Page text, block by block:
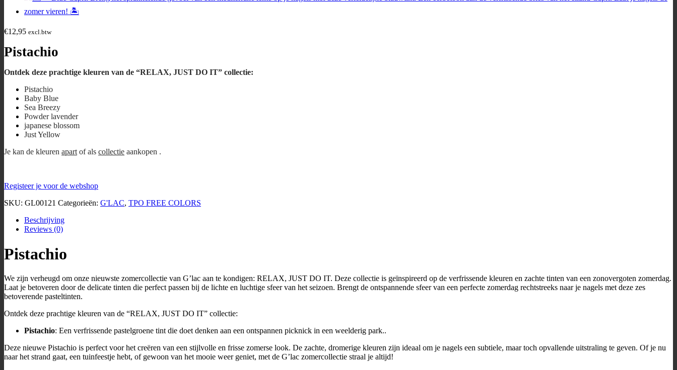
€12,95 excl.btw
Pistachio
Ontdek deze prachtige kleuren van de “RELAX, JUST DO IT” collectie:
Pistachio
Baby Blue
Sea Breezy
Powder lavender
japanese blossom
Just Yellow
Je kan de kleuren apart of als collectie aankopen .
Registeer je voor de webshop
SKU: GL00121 Categorieën: G'LAC, TPO FREE COLORS
Beschrijving
Reviews (0)
Pistachio
We zijn verheugd om onze nieuwste zomercollectie van G’lac aan te kondigen: RELAX, JUST DO IT. Deze collectie is geïnspireerd op de verfrissende kleuren en zachte tinten van een zonovergoten zomerdag.
Laat je betoveren door de delicate tinten die perfect passen bij de lichte en luchtige sfeer van het seizoen. Brengt de ontspannende sfeer van een perfecte zomerdag rechtstreeks naar je nagels met deze zes
betoverende pasteltinten.
Ontdek deze prachtige kleuren van de “RELAX, JUST DO IT” collectie:
Pistachio: Een verfrissende pastelgroene tint die doet denken aan een ontspannen picknick in een weelderig park..
Deze nieuwe Pistachio is perfect voor het creëren van een stijlvolle en frisse zomerse look. De zachte, dromerige kleuren zijn ideaal om je nagels een subtiele, maar toch opvallende uitstraling te geven. Of je nu
naar het strand gaat, een tuinfeestje hebt, of gewoon van het mooie weer geniet, met de G’lac zomercollectie straal je altijd!